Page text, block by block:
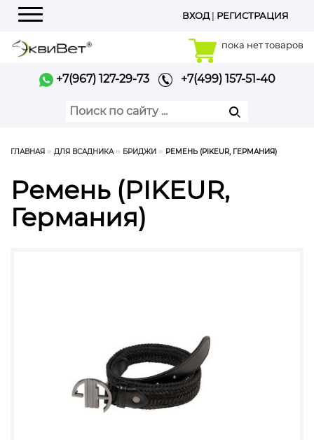
Меню
ВХОД| РЕГИСТРАЦИЯ
пока нет товаров
+7(967) 127-29-73 +7(499) 157-51-40
ГЛАВНАЯ ДЛЯ ВСАДНИКА БРИДЖИ РЕМЕНЬ (PIKEUR, ГЕРМАНИЯ)
Ремень (PIKEUR,
Германия)